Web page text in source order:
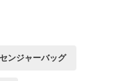
ンジャーバッグ